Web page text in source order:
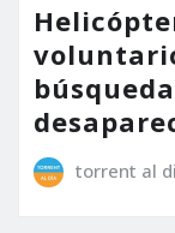
torrent al